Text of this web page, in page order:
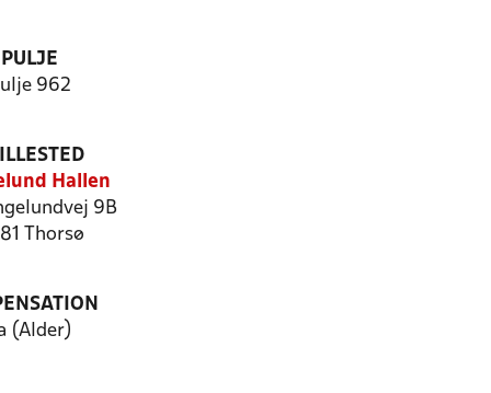
PULJE
962
Hallen
9B
Thorsø
(Alder)